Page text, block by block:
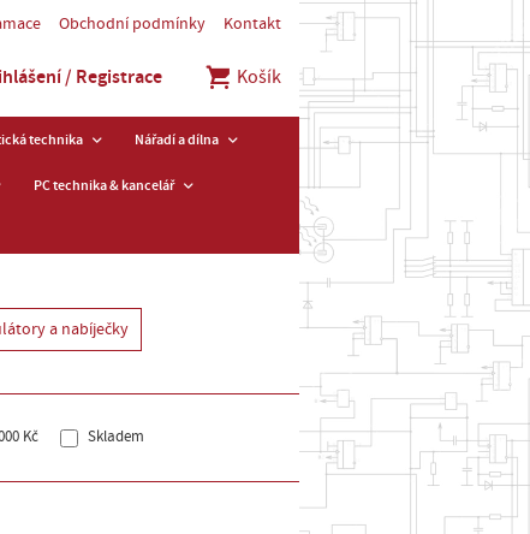
Obchodní podmínky Kontakt
/ Registrace Košík
technika Nářadí a dílna
PC technika & kancelář
a nabíječky
Kč Skladem